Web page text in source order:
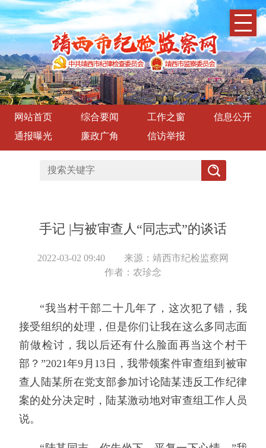
网站首页 综合要闻 工作之窗
信息公开
通报曝光
廉政广角 信访举报
手记 |与被审查人“同志式”的谈话
2022-03-02 09:40
来源：靖西市纪检监察网
作者：农珍念
“我当村干部二十几年了，这次犯了错，我
接受组织的处理，但是你们让我在这么多同志面
前做检讨，我以后还有什么脸面再当这个村干
部？”2021年9月13日，我带领案件审查组到被审
查人陆某所在党支部参加讨论陆某违反工作纪律
案的处分决定时，陆某激动地对审查组工作人员
说。